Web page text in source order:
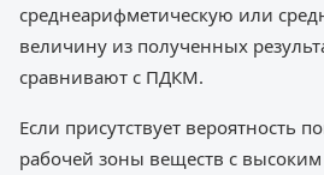
среднеарифметическую или
величину из полученных
сравнивают с ПДКМ.
Если присутствует вероятность
рабочей зоны веществ с